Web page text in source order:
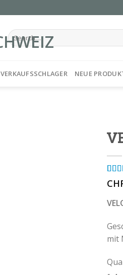
Search
for:
VERKAUFSSCHLAGER NEUE
out
1
mit